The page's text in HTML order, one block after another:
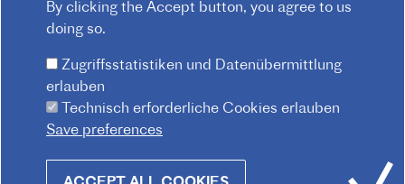
Praterstraße 38, 1020 Wien
Tel. :(+43) (01) - 90 90 89 90
By clicking the Accept button, you agree to us
doing so.
Zugriffsstatistiken und Datenübermittlung
erlauben
Technisch erforderliche Cookies erlauben
Save preferences